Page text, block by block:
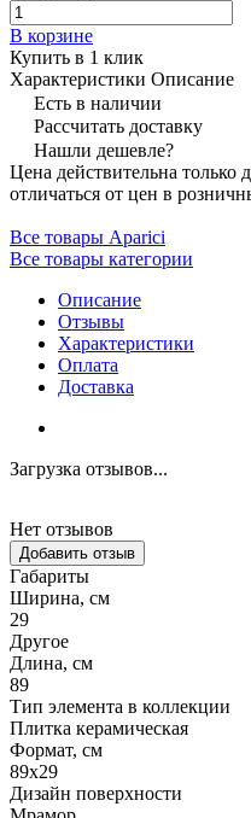
В корзине
Купить в 1 клик
Характеристики Описание
Есть в наличии
Рассчитать доставку
Нашли дешевле?
Цена действительна только
отличаться от цен в
Все товары Aparici
Все товары категории
Описание
Отзывы
Характеристики
Оплата
Доставка
Загрузка отзывов...
Нет отзывов
Добавить отзыв
Габариты
Ширина, см
29
Другое
Длина, см
89
Тип элемента в коллекции
Плитка керамическая
Формат, см
89x29
Дизайн поверхности